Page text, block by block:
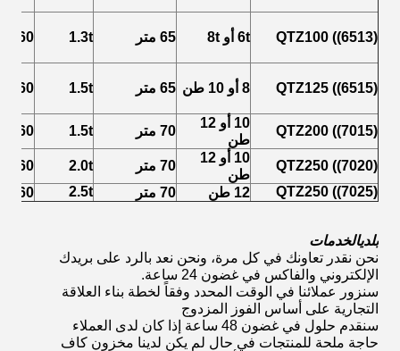
QTZ100 ((6513) 6t أو 8t 65 متر 1.3t
40-60
QTZ125 ((6515) 8 أو 10 طن 65 متر 1.5t
45-60
QTZ200 ((7015)
10 أو 12
طن
70 متر 1.5t 60 متر
QTZ250 ((7020)
10 أو 12
طن
70 متر 2.0t
60 متر
QTZ250 ((7025)
12 طن 70 متر 2.5t 60 متر
بلديالخدمات
نحن نقدر تعاونك في كل مرة، ونحن نعد بالرد على بريدك
الإلكتروني والفاكس في غضون 24 ساعة.
سنزور عملائنا في الوقت المحدد وفقاً لخطة بناء العلاقة
التجارية على أساس الفوز المزدوج
سنقدم حلول في غضون 48 ساعة إذا كان لدى العملاء
حاجة ملحة للمنتجات في حال لم يكن لدينا مخزون كاف